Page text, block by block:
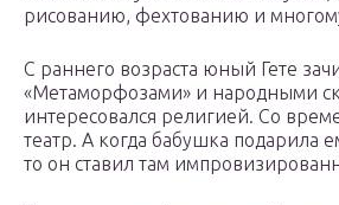
рисованию, фехтованию и
С раннего возраста юный Гете
«Метаморфозами» и народными
интересовался религией. Со
театр. А когда бабушка подарила
то он ставил там